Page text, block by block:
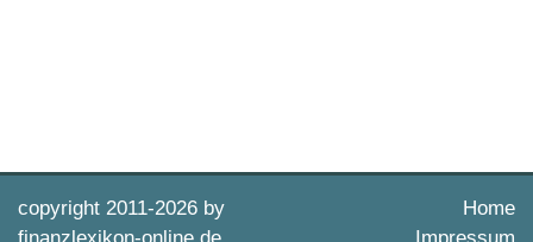
copyright 2011-2026 by
Home